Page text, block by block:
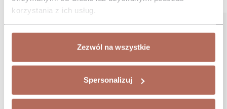
korzystania z ich usług.
Zezwól na wszystkie
Spersonalizuj
Pozostałe z kolekcji